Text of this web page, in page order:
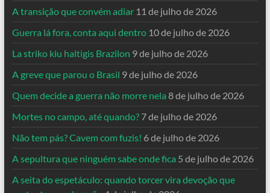
A transição que convém adiar 11 de julho de 2026
Guerra lá fora, conta aqui dentro 10 de julho de 2026
La striko kiu haltigis Brazilon 9 de julho de 2026
A greve que parou o Brasil 9 de julho de 2026
Quem decide a guerra não morre nela 8 de julho de 2026
Mortes no campo, até quando? 7 de julho de 2026
Não tem pás? Cavem com fuzis! 6 de julho de 2026
A sepultura que ninguém sabe onde fica 5 de julho de 2026
A seita do espetáculo: quando torcer vira devoção que